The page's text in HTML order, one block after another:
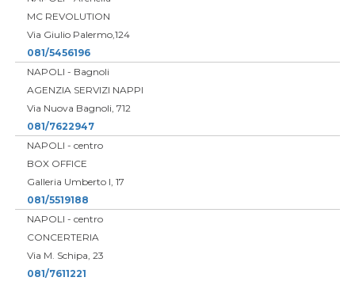
MC REVOLUTION
Via Giulio Palermo,124
081/5456196
NAPOLI - Bagnoli
AGENZIA SERVIZI NAPPI
Via Nuova Bagnoli, 712
081/7622947
NAPOLI - centro
BOX OFFICE
Galleria Umberto I, 17
081/5519188
NAPOLI - centro
CONCERTERIA
Via M. Schipa, 23
081/7611221